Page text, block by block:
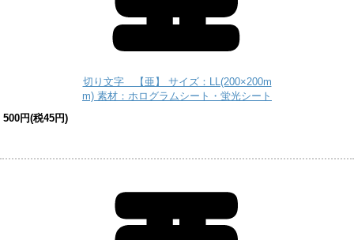
切り文字 【亜】 サイズ：LL(200×200m
m) 素材：ホログラムシート・蛍光シート
500円(税45円)